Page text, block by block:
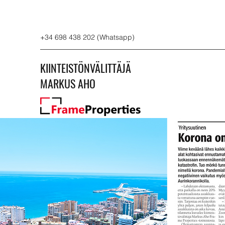
+34 698 438 202 (Whatsapp)
KIINTEISTÖNVÄLITTÄJÄ
MARKUS AHO